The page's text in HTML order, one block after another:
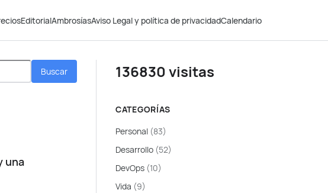
EditorialAmbrosíasAviso Legal y política de privacidadCalendario
Buscar
una
136830 visitas
CATEGORÍAS
Personal (83)
Desarrollo (52)
DevOps (10)
Vida (9)